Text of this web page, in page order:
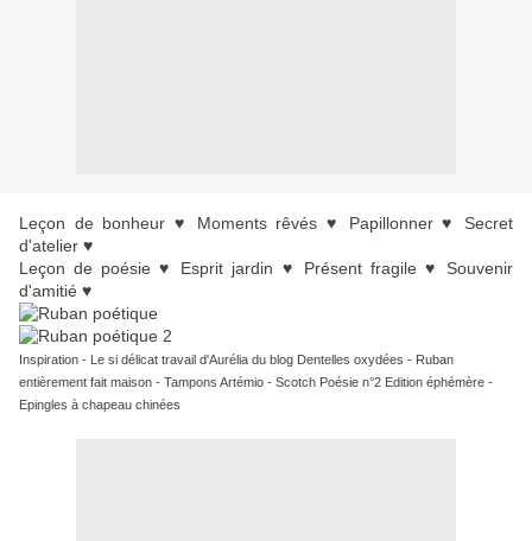
Leçon de bonheur ♥ Moments rêvés ♥ Papillonner ♥ Secret
d'atelier ♥
Leçon de poésie ♥ Esprit jardin ♥ Présent fragile ♥ Souvenir
d'amitié ♥
Inspiration - Le si délicat travail d'Aurélia du blog Dentelles oxydées - Ruban
entièrement fait maison - Tampons Artémio - Scotch Poésie n°2 Edition éphémère -
Epingles à chapeau chinées